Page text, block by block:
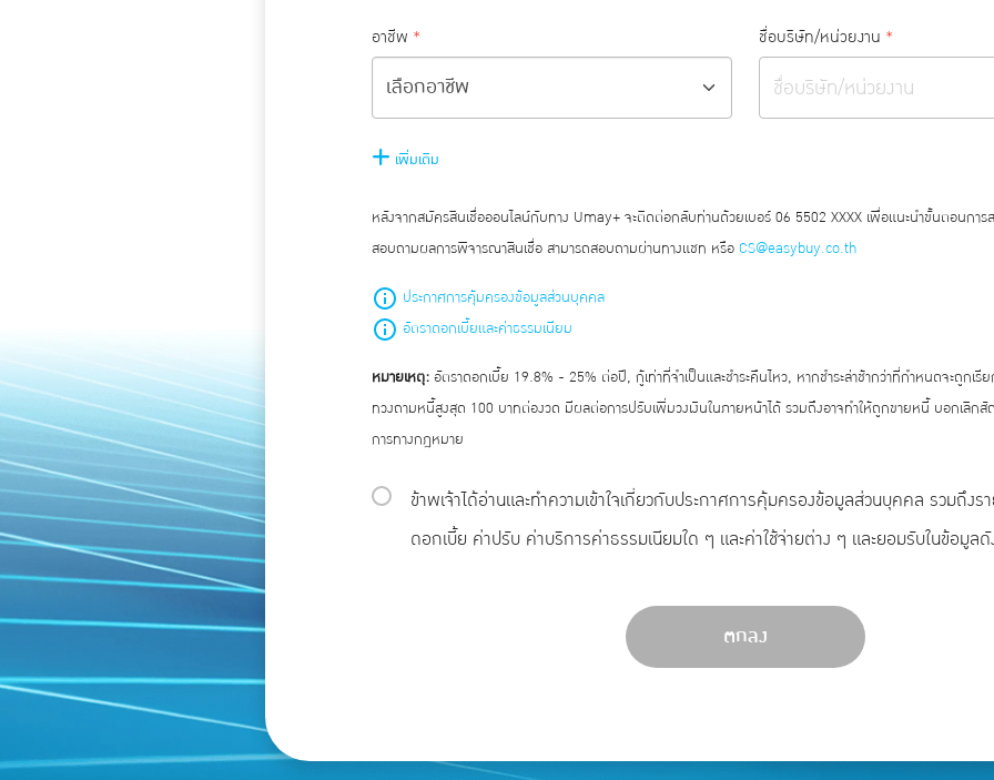
อาชีพ * ชื่อบริษัท/หน่วยงาน *
เพิ่มเติม
หลังจากสมัครสินเชื่อออนไลน์กับทาง Umay+ จะติดต่อกลับท่านด้วยเบอร์ 06 5502 XXXX เพื่อแนะนำขั้นตอนกา
สอบถามผลการพิจารณาสินเชื่อ สามารถสอบถามผ่านทางแชท หรือCS@easybuy.co.th
ประกาศการคุ้มครองข้อมูลส่วนบุคคล
อัตราดอกเบี้ยและค่าธรรมเนียม
หมายเหตุ:อัตราดอกเบี้ย 19.8% - 25% ต่อปี, กู้เท่าที่จำเป็นและชำระคืนไหว, หากชำระล่าช้ากว่าที่กำหนดจะถูกเรี
ทวงถามหนี้สูงสุด 100 บาทต่องวด มีผลต่อการปรับเพิ่มวงเงินในภายหน้าได้ รวมถึงอาจทำให้ถูกขายหนี้ บอกเลิก
การทางกฎหมาย
ข้าพเจ้าได้อ่านและทำความเข้าใจเกี่ยวกับประกาศการคุ้มครองข้อมูลส่วนบุคคล รวมถึงร
ดอกเบี้ย ค่าปรับ ค่าบริการค่าธรรมเนียมใด ๆ และค่าใช้จ่ายต่าง ๆ และยอมรับในข้อมูล
ตกลง